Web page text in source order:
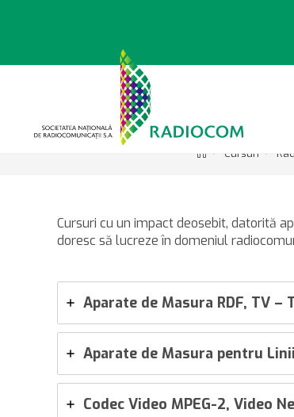
> Cursuri >
Cursuri cu un impact deosebit, datorită
doresc să lucreze în domeniul
Aparate de Masura RDF, TV
Aparate de Masura pentru
Codec Video MPEG-2, Video